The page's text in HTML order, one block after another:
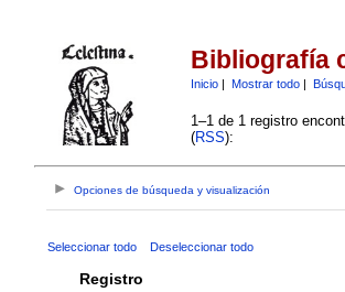
Bibliografía
Inicio| Mostrar todo|
1–1 de 1 registro
(RSS):
Opciones de búsqueda y visualización
Seleccionar todo Deseleccionar todo
Registro